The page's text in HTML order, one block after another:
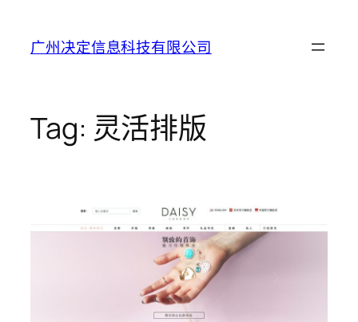
content
广州决定信息科技有限公司
Tag: 灵活排版